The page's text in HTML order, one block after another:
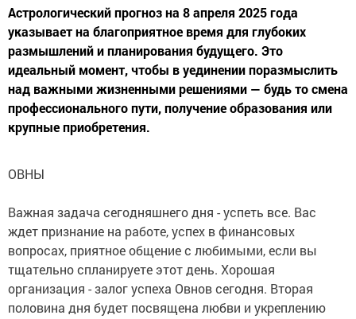
Астрологический прогноз на 8 апреля 2025 года
указывает на благоприятное время для глубоких
размышлений и планирования будущего. Это
идеальный момент, чтобы в уединении поразмыслить
над важными жизненными решениями — будь то смена
профессионального пути, получение образования или
крупные приобретения.
ОВНЫ
Важная задача сегодняшнего дня - успеть все. Вас
ждет признание на работе, успех в финансовых
вопросах, приятное общение с любимыми, если вы
тщательно спланируете этот день. Хорошая
организация - залог успеха Овнов сегодня. Вторая
половина дня будет посвящена любви и укреплению